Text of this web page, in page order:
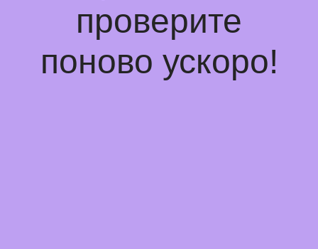
проверите
поново ускоро!